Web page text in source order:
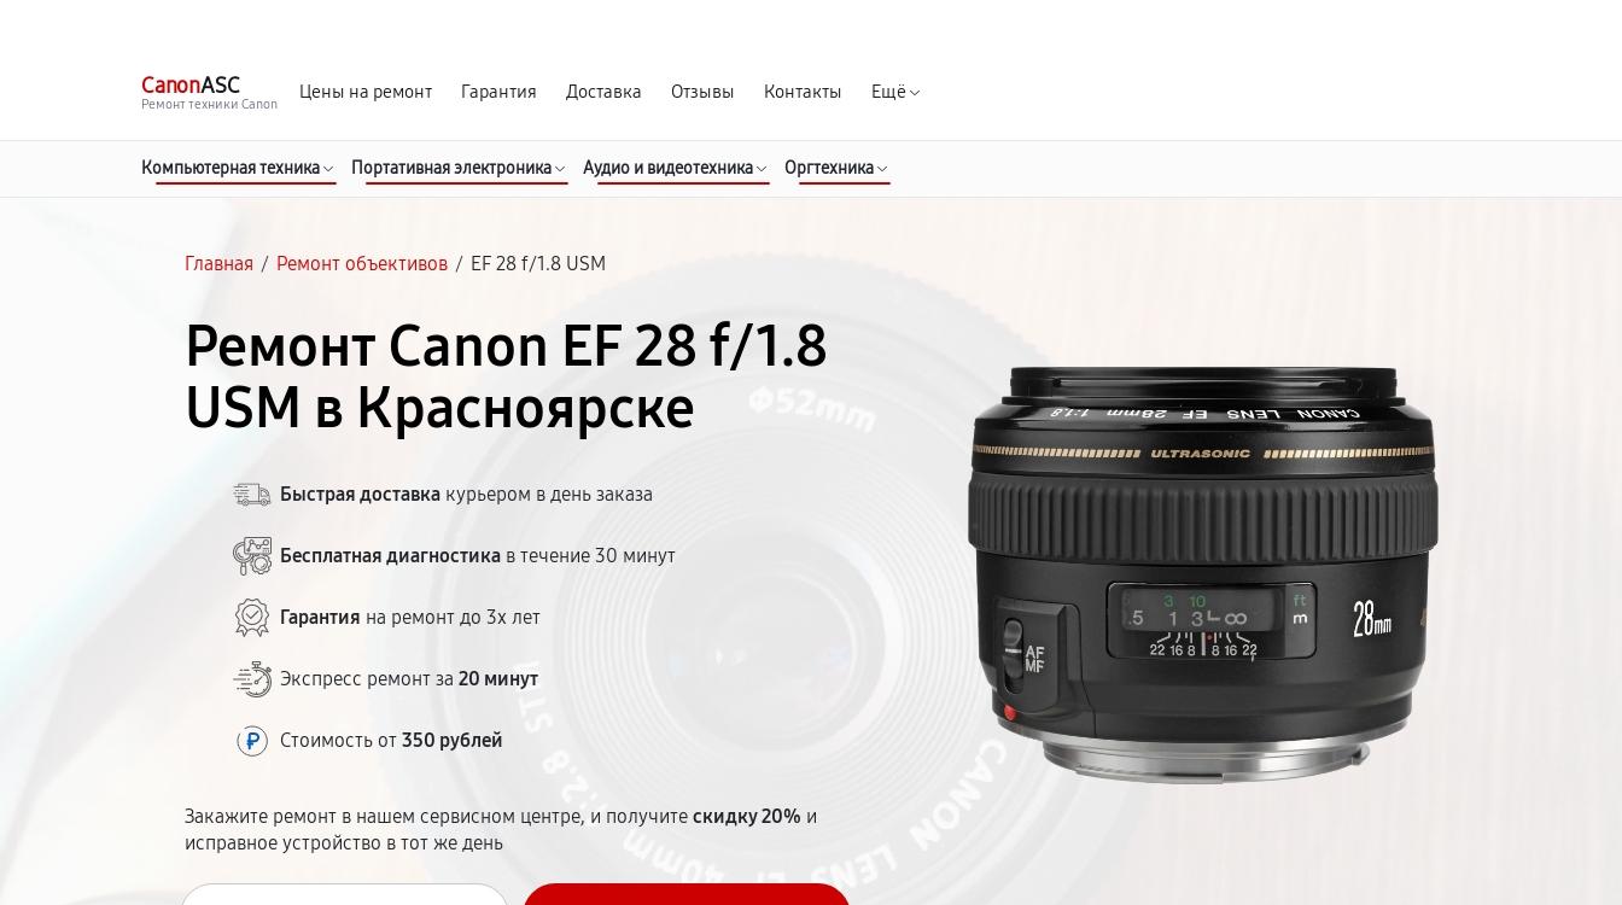
CanonASC
Ремонт техники Canon
Цены на ремонт Гарантия Доставка Отзывы Контакты Ещё
Компьютерная техника Портативная электроника Аудио и видеотехника Оргтехника
Главная / Ремонт объективов / EF 28 f/1.8 USM
Ремонт Canon EF 28 f/1.8
USM в Красноярске
Быстрая доставка курьером в день заказа
Бесплатная диагностика в течение 30 минут
Гарантия на ремонт до 3х лет
Экспресс ремонт за20 минут
Стоимость от350 рублей
Закажите ремонт в нашем сервисном центре, и получитескидку 20% и
исправное устройство в тот же день